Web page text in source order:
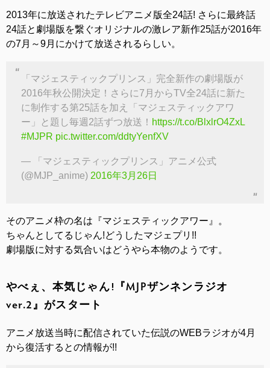
2013年に放送されたテレビアニメ版全24話! さらに最終話
24話と劇場版を繋ぐオリジナルの激レア新作25話が2016年
の7月～9月にかけて放送されるらしい。
「マジェスティックプリンス」完全新作の劇場版が
2016年秋公開決定！さらに7月からTV全24話に新た
に制作する第25話を加え「マジェスティックアワ
ー」と題し毎週2話ずつ放送！ https://t.co/BlxlrO4ZxL
#MJPR pic.twitter.com/ddtyYenfXV
— 「マジェスティックプリンス」アニメ公式
(@MJP_anime) 2016年3月26日
そのアニメ枠の名は『マジェスティックアワー』。
ちゃんとしてるじゃん!どうしたマジェプリ!!
劇場版に対する気合いはどうやら本物のようです。
やべぇ、本気じゃん!『MJPザンネンラジオ
ver.2』がスタート
アニメ放送当時に配信されていた伝説のWEBラジオが4月
から復活するとの情報が!!